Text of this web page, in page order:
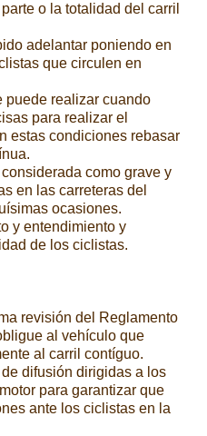
o la totalidad del carril
adelantar poniendo en
que circulen en
puede realizar cuando
para realizar el
estas condiciones rebasar
como grave y
en las carreteras del
ocasiones.
y entendimiento y
de los ciclistas.
revisión del Reglamento
al vehículo que
al carril contíguo.
difusión dirigidas a los
para garantizar que
ante los ciclistas en la